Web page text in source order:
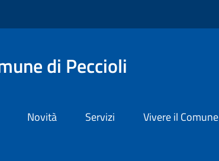
di Peccioli
Novità Servizi Vivere il Comune